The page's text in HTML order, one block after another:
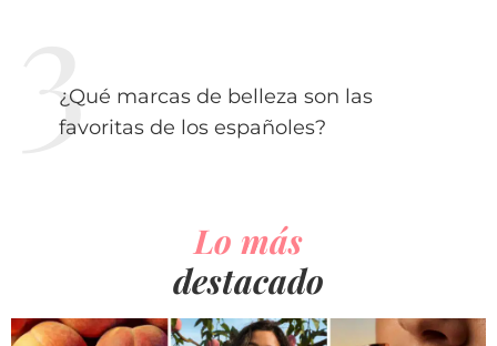
¿Qué marcas de belleza son las
favoritas de los españoles?
Lo más
destacado